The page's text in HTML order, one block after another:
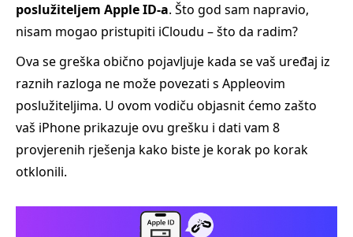
poslužiteljem Apple ID-a. Što god sam napravio,
nisam mogao pristupiti iCloudu – što da radim?
Ova se greška obično pojavljuje kada se vaš uređaj iz
raznih razloga ne može povezati s Appleovim
poslužiteljima. U ovom vodiču objasnit ćemo zašto
vaš iPhone prikazuje ovu grešku i dati vam 8
provjerenih rješenja kako biste je korak po korak
otklonili.